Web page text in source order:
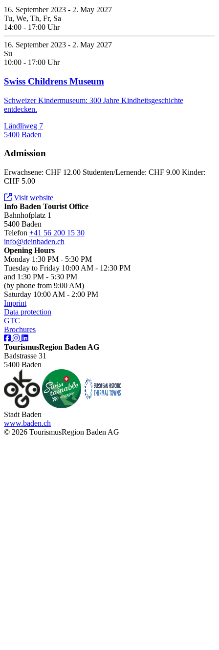
16. September 2023 - 2. May 2027
Tu, We, Th, Fr, Sa
14:00 - 17:00 Uhr
16. September 2023 - 2. May 2027
Su
10:00 - 17:00 Uhr
Swiss Childrens Museum
Schweizer Kindermuseum: 300 Jahre Kindheitsgeschichte
entdecken.
Ländliweg 7
5400 Baden
Admission
Erwachsene: CHF 12.00 Studenten/Lernende: CHF 9.00 Kinder:
CHF 5.00
Visit website
Info Baden Tourist Office
Bahnhofplatz 1
5400 Baden
Telefon +41 56 200 15 30
info@deinbaden.ch
Opening Hours
Monday 1:30 PM - 5:30 PM
Tuesday to Friday 10:00 AM - 12:30 PM
and 1:30 PM - 5:30 PM
(by phone from 9:00 AM)
Saturday 10:00 AM - 2:00 PM
Imprint
Data protection
GTC
Brochures
TourismusRegion Baden AG
Badstrasse 31
5400 Baden
Stadt Baden
www.baden.ch
© 2026 TourismusRegion Baden AG